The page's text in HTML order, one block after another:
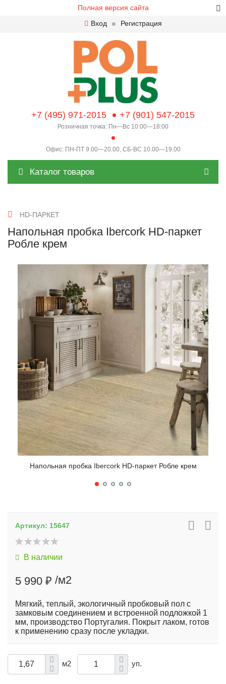
Полная версия сайта
Вход
Регистрация
+7 (495) 971-2015 +7 (901) 547-2015
Розничная точка: Пн—Вс 10:00—18:00
Офис: ПН-ПТ 9.00—20.00, СБ-ВС 10.00—19.00
Каталог товаров
HD-ПАРКЕТ
Напольная пробка Ibercork HD-паркет
Робле крем
Напольная пробка Ibercork HD-паркет Робле крем
Артикул: 15647
В наличии
5 990 ₽ /м2
Мягкий, теплый, экологичный пробковый пол с
замковым соединением и встроенной подложкой 1
мм, производство Португалия. Покрыт лаком, готов
к применению сразу после укладки.
м2 уп.